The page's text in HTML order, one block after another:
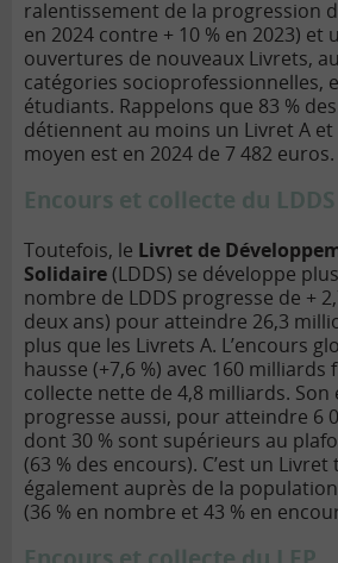
ralentissement de la progression
en 2024 contre + 10 % en 2023) et
ouvertures de nouveaux Livrets,
catégories socioprofessionnelles,
étudiants. Rappelons que 83 %
détiennent au moins un Livret A et
moyen est en 2024 de 7 482 euros.
Encours et collecte du LDDS
Toutefois, le Livret de
Solidaire(LDDS) se développe
nombre de LDDS progresse de +
deux ans) pour atteindre 26,3
plus que les Livrets A. L’encours
hausse (+7,6 %) avec 160 milliards
collecte nette de 4,8 milliards.
progresse aussi, pour atteindre 6
dont 30 % sont supérieurs au
(63 % des encours). C’est un
également auprès de la
(36 % en nombre et 43 % en